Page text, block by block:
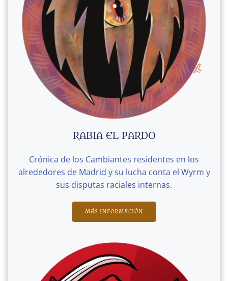
RABIA EL PARDO
Crónica de los Cambiantes residentes en los
alrededores de Madrid y su lucha conta el Wyrm y
sus disputas raciales internas.
MÁS INFORMACIÓN